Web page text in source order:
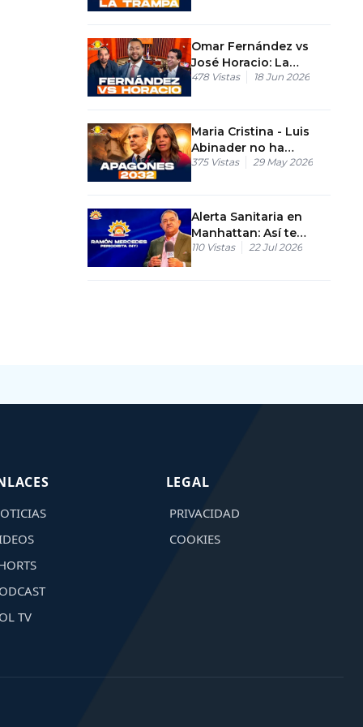
Omar Fernández vs
José Horacio: La
disputa por el mérito
478 Vistas 18 Jun 2026
Maria Cristina - Luis
Abinader no ha
podido eliminar los
375 Vistas 29 May 2026
Alerta Sanitaria en
Manhattan: Así te
afecta la nueva
110 Vistas 22 Jul 2026
TV
LEGAL
PRIVACIDAD
COOKIES